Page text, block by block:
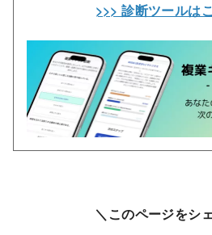
>>> 診断ツールは
＼このページをシ